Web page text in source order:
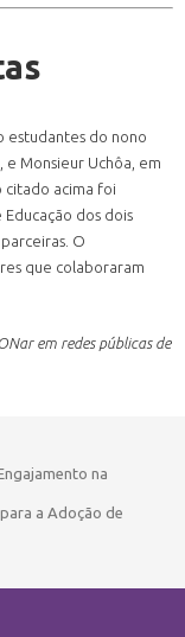
estudantes do nono
e Monsieur Uchôa, em
citado acima foi
dos dois
O
que colaboraram
em redes públicas de
na
a Adoção de